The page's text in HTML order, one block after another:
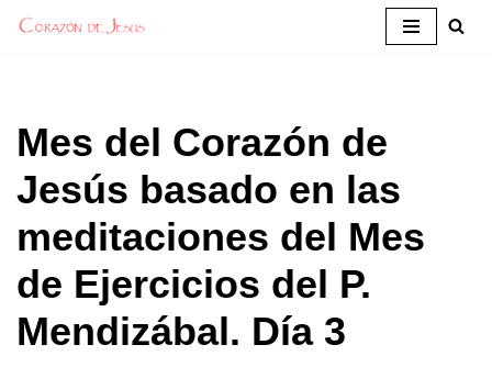
Mes del Corazón de
Jesús basado en las
meditaciones del Mes
de Ejercicios del P.
Mendizábal. Día 3